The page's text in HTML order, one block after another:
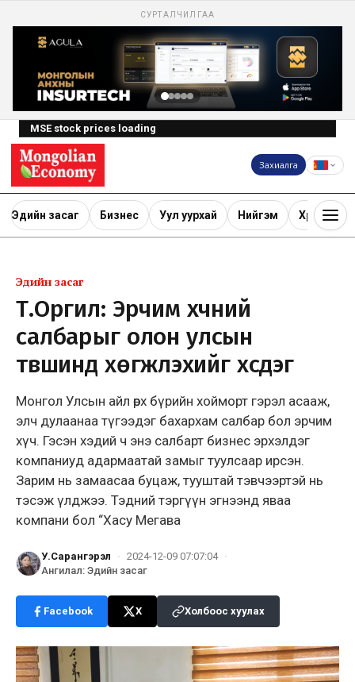
СУРТАЛЧИЛГАА
MSE stock prices loading
Захиалга
Эдийн засаг Бизнес Уул уурхай Нийгэм Хөрөнгө
Эдийн засаг
Т.Оргил: Эрчим хүчний
салбарыг олон улсын
түвшинд хөгжүүлэхийг хүсдэг
Монгол Улсын айл өрх бүрийн хойморт гэрэл асааж,
элч дулаанаа түгээдэг бахархам салбар бол эрчим
хүч. Гэсэн хэдий ч энэ салбарт бизнес эрхэлдэг
компаниуд адармаатай замыг туулсаар ирсэн.
Зарим нь замаасаа буцаж, тууштай тэвчээртэй нь
тэсэж үлджээ. Тэдний тэргүүн эгнээнд яваа
компани бол “Хасу Мегава
У.Сарангэрэл · 2024-12-09 07:07:04 ·
Ангилал: Эдийн засаг
Facebook X Холбоос хуулах